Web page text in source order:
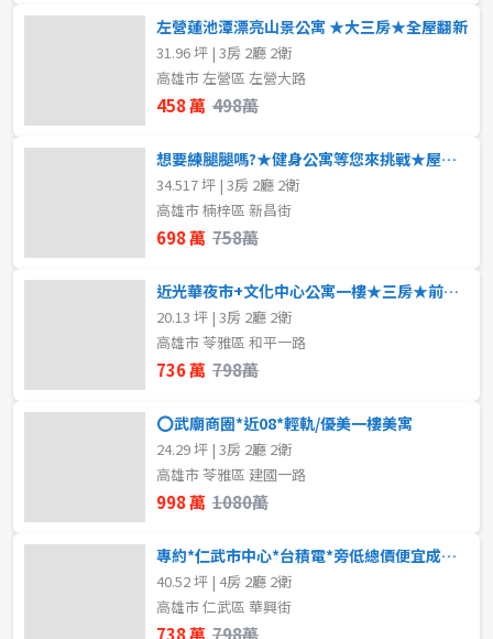
左營蓮池潭漂亮山景公寓 ★大三房★全屋翻新
31.96 坪 | 3房 2廳 2衛
高雄市 左營區 左營大路
458 萬 498萬
想要練腿腿嗎?★健身公寓等您來挑戰★屋況佳格局好
34.517 坪 | 3房 2廳 2衛
高雄市 楠梓區 新昌街
698 萬 758萬
近光華夜市+文化中心公寓一樓★三房★前後大陽台
20.13 坪 | 3房 2廳 2衛
高雄市 苓雅區 和平一路
736 萬 798萬
⭕武廟商圈*近08*輕軌/優美一樓美寓
24.29 坪 | 3房 2廳 2衛
高雄市 苓雅區 建國一路
998 萬 1080萬
專約*仁武市中心*台積電*旁低總價便宜成家車庫透天?798萬
40.52 坪 | 4房 2廳 2衛
高雄市 仁武區 華興街
738 萬 798萬